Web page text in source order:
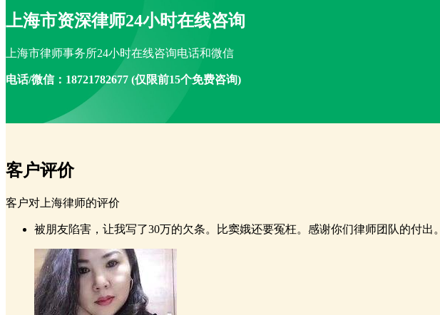
上海市资深律师24小时在线咨询
上海市律师事务所24小时在线咨询电话和微信
电话/微信：18721782677 (仅限前15个免费咨询)
客户评价
客户对上海律师的评价
被朋友陷害，让我写了30万的欠条。比窦娥还要冤枉。感谢你们律师团队的付出。